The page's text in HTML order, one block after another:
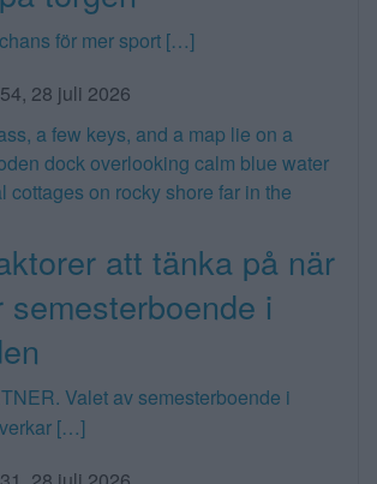
för mer sport […]
28 juli 2026
att tänka på när
semesterboende i
Valet av semesterboende i
[…]